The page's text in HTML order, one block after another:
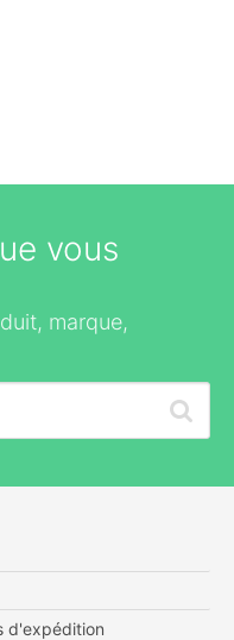
vous
marque,
d'expédition